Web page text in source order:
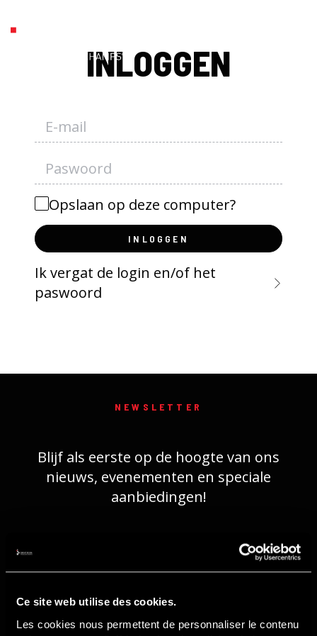
Ce site web utilise des cookies.
Les cookies nous permettent de personnaliser le contenu
INLOGGEN
Opslaan op deze computer?
INLOGGEN
Ik vergat de login en/of het
paswoord
NEWSLETTER
Blijf als eerste op de hoogte van ons
nieuws, evenementen en speciale
aanbiedingen!